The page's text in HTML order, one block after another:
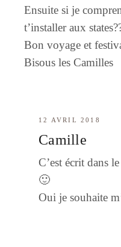
Ensuite si je
t’installer aux
Bon voyage et
Bisous les Camilles
12 AVRIL 2018
Camille
C’est écrit dans
🙂
Oui je souhaite